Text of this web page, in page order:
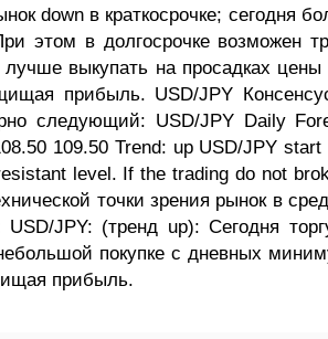
down в краткосрочке; сегодня
этом в долгосрочке возможен
выкупать на просадках
прибыль. USD/JPY
следующий: USD/JPY Daily
109.50 Trend: up USD/JPY
level. If the trading do not
точки зрения рынок в
USD/JPY: (тренд up): Сегодня
покупке с дневных
прибыль.